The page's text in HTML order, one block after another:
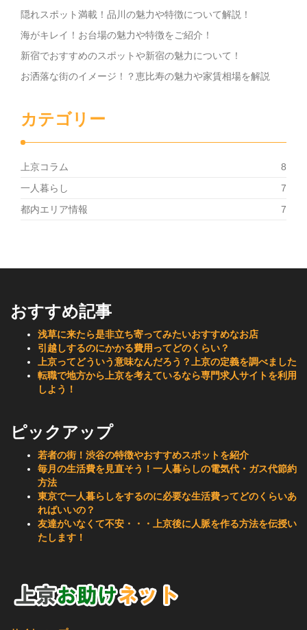
隠れスポット満載！品川の魅力や特徴について解説！
海がキレイ！お台場の魅力や特徴をご紹介！
新宿でおすすめのスポットや新宿の魅力について！
お洒落な街のイメージ！？恵比寿の魅力や家賃相場を解説
カテゴリー
上京コラム
8
一人暮らし
7
都内エリア情報
7
おすすめ記事
浅草に来たら是非立ち寄ってみたいおすすめなお店
引越しするのにかかる費用ってどのくらい？
上京ってどういう意味なんだろう？上京の定義を調べました
転職で地方から上京を考えているなら専門求人サイトを利用
しよう！
ピックアップ
若者の街！渋谷の特徴やおすすめスポットを紹介
毎月の生活費を見直そう！一人暮らしの電気代・ガス代節約
方法
東京で一人暮らしをするのに必要な生活費ってどのくらいあ
ればいいの？
友達がいなくて不安・・・上京後に人脈を作る方法を伝授い
たします！